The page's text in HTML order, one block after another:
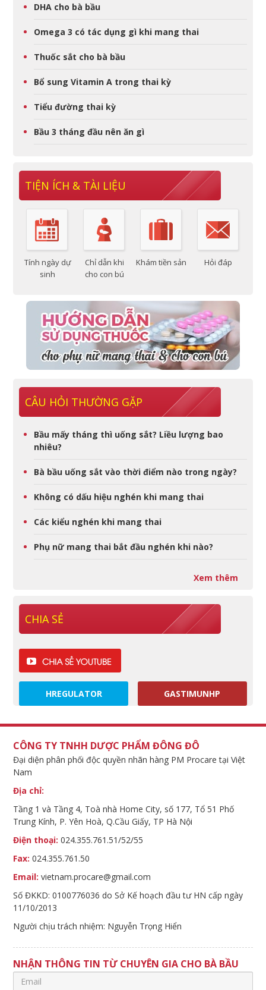
DHA cho bà bầu
Omega 3 có tác dụng gì khi mang thai
Thuốc sắt cho bà bầu
Bổ sung Vitamin A trong thai kỳ
Tiểu đường thai kỳ
Bầu 3 tháng đầu nên ăn gì
TIỆN ÍCH & TÀI LIỆU
Tính ngày dự
sinh
Chỉ dẫn khi
cho con bú
Khám tiền sản Hỏi đáp
CÂU HỎI THƯỜNG GẶP
Bầu mấy tháng thì uống sắt? Liều lượng bao
nhiêu?
Bà bầu uống sắt vào thời điểm nào trong ngày?
Không có dấu hiệu nghén khi mang thai
Các kiểu nghén khi mang thai
Phụ nữ mang thai bắt đầu nghén khi nào?
Xem thêm
CHIA SẺ
HREGULATOR GASTIMUNHP
CÔNG TY TNHH DƯỢC PHẨM ĐÔNG ĐÔ
Đại diện phân phối độc quyền nhãn hàng PM Procare tại Việt
Nam
Địa chỉ:
Tầng 1 và Tầng 4, Toà nhà Home City, số 177, Tổ 51 Phố
Trung Kính, P. Yên Hoà, Q.Cầu Giấy, TP Hà Nội
Điện thoại: 024.355.761.51/52/55
Fax: 024.355.761.50
Email: vietnam.procare@gmail.com
Số ĐKKD: 0100776036 do Sở Kế hoạch đầu tư HN cấp ngày
11/10/2013
Người chịu trách nhiệm: Nguyễn Trọng Hiển
NHẬN THÔNG TIN TỪ CHUYÊN GIA CHO BÀ BẦU